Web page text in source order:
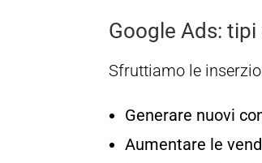
Google Ads:
Sfruttiamo le
Generare nuovi
Aumentare le